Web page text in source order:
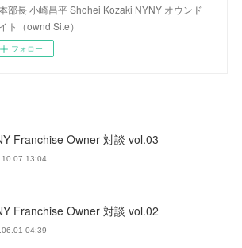
部長 小崎昌平 Shohei Kozaki NYNY オウンド
ト（ownd Site）
フォロー
Franchise Owner 対談 vol.03
13:04
Franchise Owner 対談 vol.02
04:39